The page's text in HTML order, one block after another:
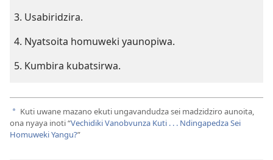
Usabiridzira.
Nyatsoita homuweki yaunopiwa.
Kumbira kubatsirwa.
a Kuti uwane mazano ekuti ungavandudza sei madzidziro aunoita,
ona nyaya inoti “Vechidiki Vanobvunza Kuti . . . Ndingapedza Sei
Homuweki Yangu?”